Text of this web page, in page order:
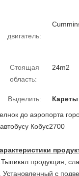
двигатель:
Стоящая
область:
24m2
Выделить:
до аэропорта
Кобус2700
продукция,
Установленный с